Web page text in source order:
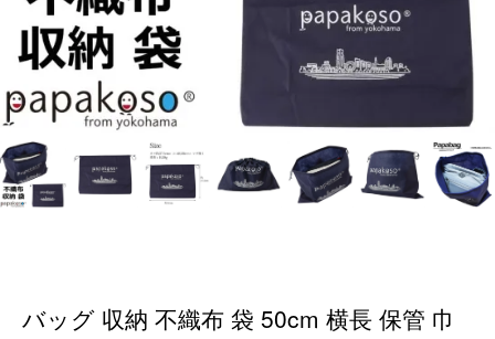
バッグ 収納 不織布 袋 50cm 横長 保管 巾